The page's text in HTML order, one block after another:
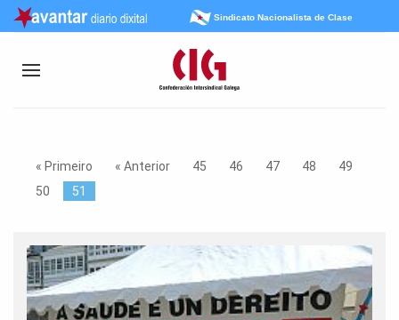
Sindicato Nacionalista de Clase
« Primeiro « Anterior 45 46 47 48
49
50
51